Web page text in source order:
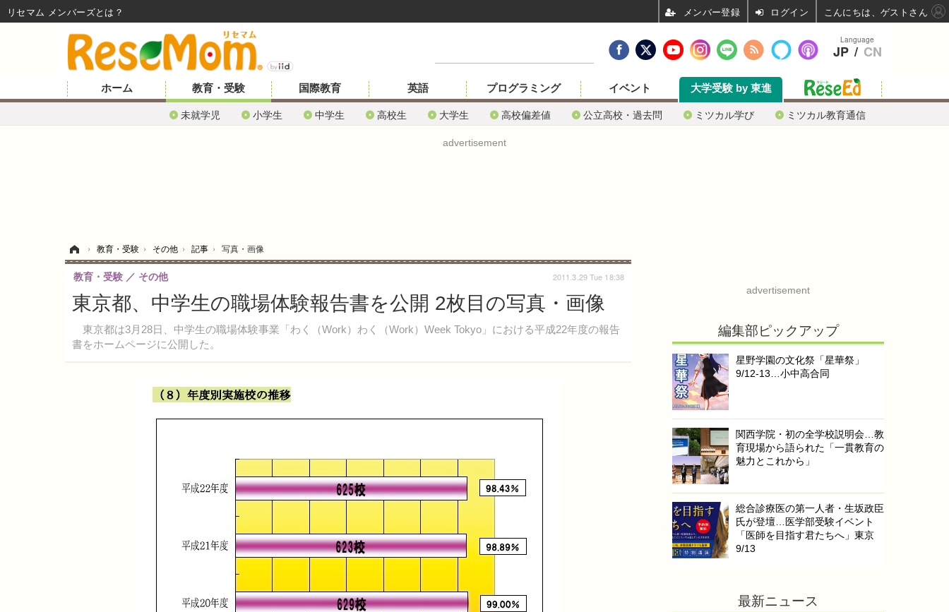
ホーム 教育・受験
未就学児 小学生 中学生 高校生 大学生 高校偏差値 公立高校・過去問 ミツカル学び ミツカル教育通信
国際教育 英語 プログラミング イベント 大学受験 by 東進
advertisement
› 教育・受験 › その他 › 記事 › 写真・画像
東京都、中学生の職場体験報告書を公開 2枚目の写真・画像
東京都は3月28日、中学生の職場体験事業「わく（Work）わく（Work）Week Tokyo」における平成22年度の報告
書をホームページに公開した。
教育・受験 その他 2011.3.29 Tue 18:38
advertisement
編集部ピックアップ
星野学園の文化祭「星華祭」
9/12-13…小中高合同
関西学院・初の全学校説明会…教
育現場から語られた「一貫教育の
魅力とこれから」
総合診療医の第一人者・生坂政臣
氏が登壇…医学部受験イベント
「医師を目指す君たちへ」東京
9/13
最新ニュース
Language
JP / CN
リセマム メンバーズ ログイン こんにちは、ゲストさん